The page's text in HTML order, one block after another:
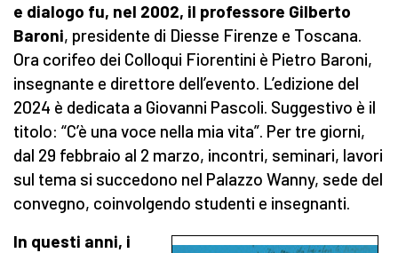
e dialogo fu, nel 2002, il professore Gilberto
Baroni, presidente di Diesse Firenze e Toscana.
Ora corifeo dei Colloqui Fiorentini è Pietro Baroni,
insegnante e direttore dell’evento. L’edizione del
2024 è dedicata a Giovanni Pascoli. Suggestivo è il
titolo: “C’è una voce nella mia vita”. Per tre giorni,
dal 29 febbraio al 2 marzo, incontri, seminari, lavori
sul tema si succedono nel Palazzo Wanny, sede del
convegno, coinvolgendo studenti e insegnanti.
In questi anni, i